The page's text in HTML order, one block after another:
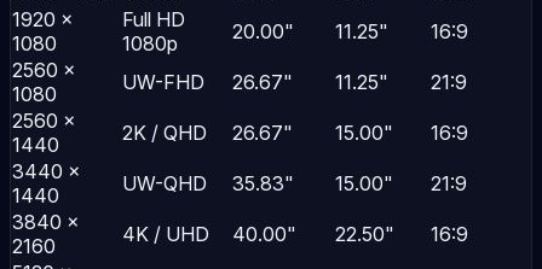
1920 ×
1080
Full HD
1080p
20.00" 11.25"
16:9
2560 ×
1080
UW-FHD 26.67" 11.25"
21:9
2560 ×
1440
2K / QHD 26.67" 15.00"
16:9
3440 ×
1440
UW-QHD 35.83" 15.00"
21:9
3840 ×
2160
4K / UHD 40.00" 22.50"
16:9